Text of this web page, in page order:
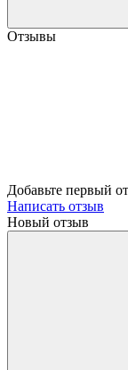
Отзывы
Добавьте первый
Написать отзыв
Новый отзыв